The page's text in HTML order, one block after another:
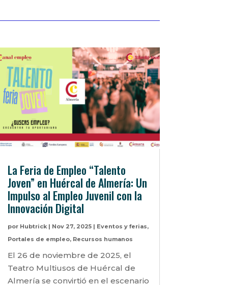
La Feria de Empleo “Talento
Joven” en Huércal de Almería: Un
Impulso al Empleo Juvenil con la
Innovación Digital
por Hubtrick| Nov 27, 2025| Eventos y ferias,
Portales de empleo, Recursos humanos
El 26 de noviembre de 2025, el
Teatro Multiusos de Huércal de
Almería se convirtió en el escenario